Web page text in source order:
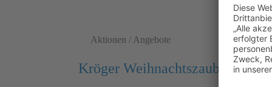
Aktionen / Angebote
Kröger Weihnachtszauber 2025